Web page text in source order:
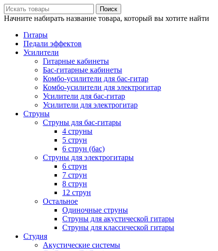
Поиск
Начните набирать название товара, который вы хотите найти
Гитары
Педали эффектов
Усилители
Гитарные кабинеты
Бас-гитарные кабинеты
Комбо-усилители для бас-гитар
Комбо-усилители для электрогитар
Усилители для бас-гитар
Усилители для электрогитар
Струны
Струны для бас-гитары
4 струны
5 струн
6 струн (бас)
Струны для электрогитары
6 струн
7 струн
8 струн
12 струн
Остальное
Одиночные струны
Струны для акустической гитары
Струны для классической гитары
Студия
Акустические системы